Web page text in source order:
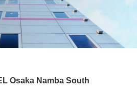
Osaka Namba South